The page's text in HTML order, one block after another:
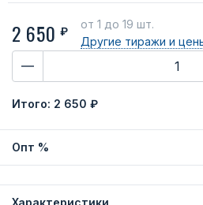
2 650 ₽
от 1 до 19 шт.
Другие тиражи и
Итого: 2 650 ₽
Опт %
Характеристики